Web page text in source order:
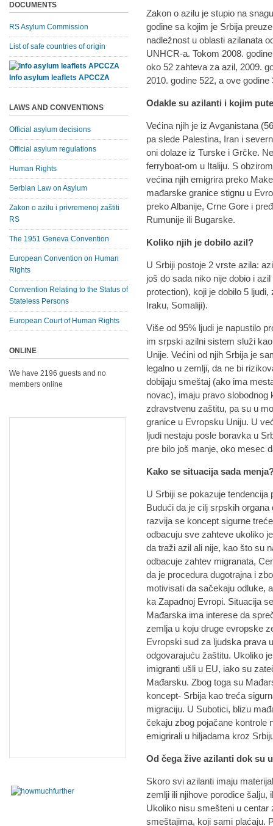
Zakon o azilu je stupio na
godine sa kojim je Srbija
nadležnost u oblasti azilanata
UNHCR-a. Tokom 2008.
oko 52 zahteva za azil, 2009.
2010. godine 522, a ove godine
Odakle su azilanti i kojim
Većina njih je iz Avganistana
pa slede Palestina, Iran i
oni dolaze iz Turske i Grčke.
ferryboat-om u Italiju. S
većina njih emigrira preko
mađarske granice stignu u
preko Albanije, Crne Gore i
Rumunije ili Bugarske.
Koliko njih je dobilo azil?
U Srbiji postoje 2 vrste azila:
još do sada niko nije dobio i
protection), koji je dobilo 5
Iraku, Somaliji).
Više od 95% ljudi je napustilo
im srpski azilni sistem služi
Unije. Većini od njih Srbija je
legalno u zemlji, da ne bi
dobijaju smeštaj (ako ima
novac), imaju pravo slobodnog
zdravstvenu zaštitu, pa su u
granice u Evropsku Uniju. U
ljudi nestaju posle boravka u
pre bilo još manje, oko mesec
Kako se situacija sada
U Srbiji se pokazuje tendencija
Budući da je cilj srpskih
razvija se koncept sigurne
odbacuju sve zahteve ukoliko
da traži azil ali nije, kao što su
odbacuje zahtev migranata,
da je procedura dugotrajna i
motivisati da sačekaju odluke,
ka Zapadnoj Evropi. Situacija
Mađarska ima interese da
zemlja u koju druge evropske
Evropski sud za ljudska prava
odgovarajuću žaštitu. Ukoliko
imigranti ušli u EU, iako su
Mađarsku. Zbog toga su
koncept- Srbija kao treća
migraciju. U Subotici, blizu
čekaju zbog pojačane kontrole
emigrirali u hiljadama kroz
Od čega žive azilanti dok su
Skoro svi azilanti imaju
zemlji ili njihove porodice šalju,
Ukoliko nisu smešteni u
smeštajima, koji sami plaćaju.
DOCUMENTS
RS Asylum Commission
List of safe countries of origin
Info asylum leaflets APCCZA
LAWS AND CONVENTIONS
Official asylum decisions
Official asylum regulations
Human Rights
Serbian Law on Asylum
Zakon o azilu i privremenoj zaštiti
RS
The 1951 Geneva Convention
European Convention on Human
Rights
Convention Relating to the Status of
Stateless Persons
European Court of Human Rights
ONLINE
We have 2196 guests and no
members online